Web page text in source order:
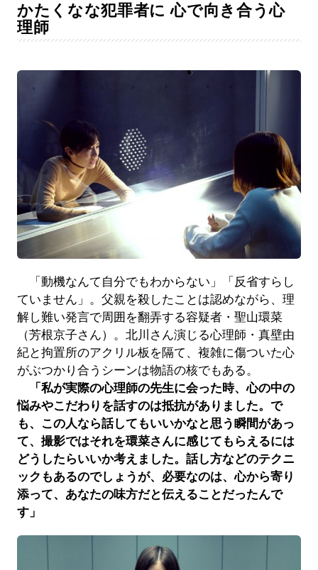
かたくなな犯罪者に 心で向き合う心
理師
「動機なんて自分でもわからない」「反省すらし
ていません」。父親を殺したことは認めながら、理
解し難い発言で周囲を翻弄する容疑者・聖山環菜
（芳根京子さん）。北川さん演じる心理師・真壁由
紀と拘置所のアクリル板を隔て、複雑に傷ついた心
がぶつかり合うシーンは物語の核でもある。
「私が実際の心理師の先生に会った時、心の中の
悩みやこだわりを話すのは抵抗がありました。で
も、この人なら話してもいいかなと思う瞬間があっ
て、撮影ではそれを環菜さんに感じてもらえるには
どうしたらいいか考えました。話し方などのテクニ
ックもあるのでしょうが、必要なのは、心から寄り
添って、あなたの味方だと伝えることだったんで
す」